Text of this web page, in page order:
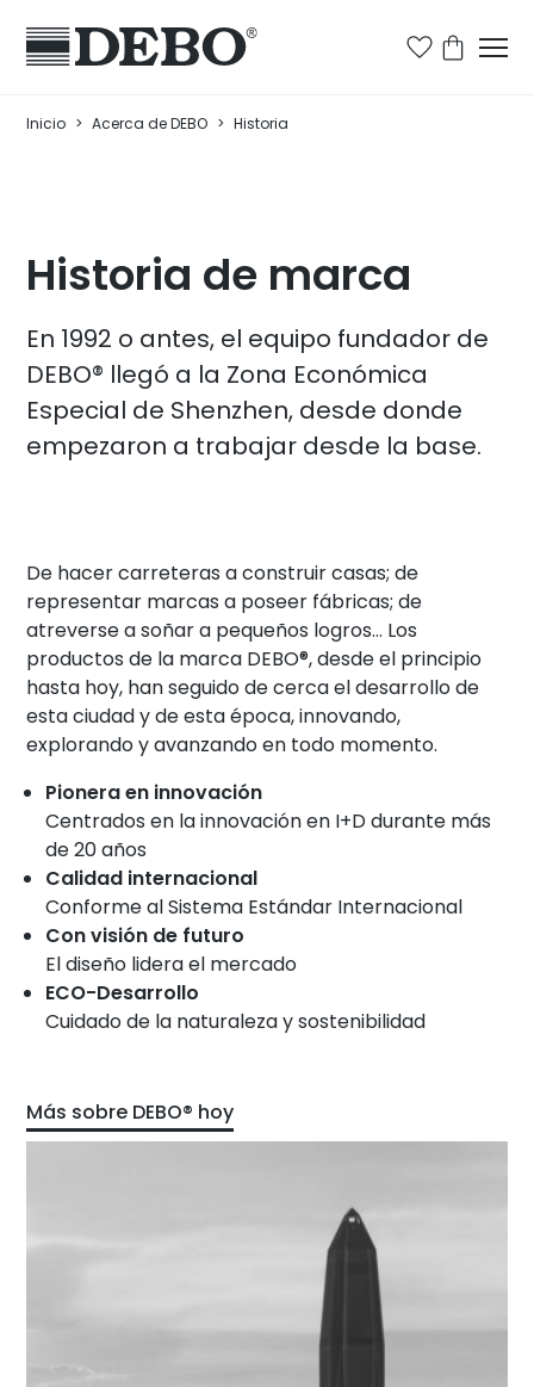
Inicio > Acerca de DEBO > Historia
Historia de marca
En 1992 o antes, el equipo fundador de
DEBO® llegó a la Zona Económica
Especial de Shenzhen, desde donde
empezaron a trabajar desde la base.
De hacer carreteras a construir casas; de
representar marcas a poseer fábricas; de
atreverse a soñar a pequeños logros… Los
productos de la marca DEBO®, desde el principio
hasta hoy, han seguido de cerca el desarrollo de
esta ciudad y de esta época, innovando,
explorando y avanzando en todo momento.
Pionera en innovación
Centrados en la innovación en I+D durante más
de 20 años
Calidad internacional
Conforme al Sistema Estándar Internacional
Con visión de futuro
El diseño lidera el mercado
ECO-Desarrollo
Cuidado de la naturaleza y sostenibilidad
Más sobre DEBO® hoy